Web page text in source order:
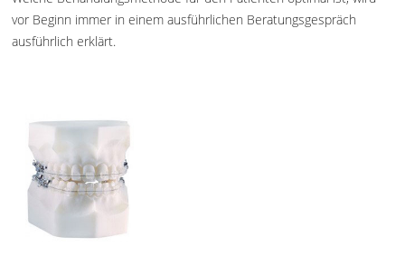
vor Beginn immer in einem ausführlichen Beratungsgespräch
ausführlich erklärt.